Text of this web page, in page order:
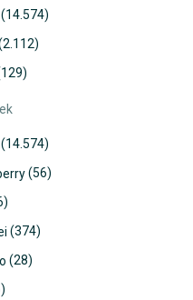
(14.574)
(14.574)
(56)
(374)
(28)